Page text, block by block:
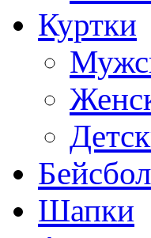
Куртки
Шапки